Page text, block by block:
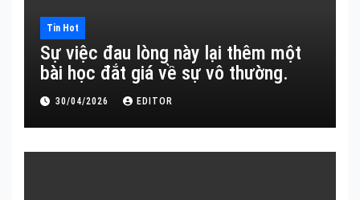
Tin Hot
Sự việc đau lòng này lại thêm một
bài học đắt giá về sự vô thường.
30/04/2026 EDITOR